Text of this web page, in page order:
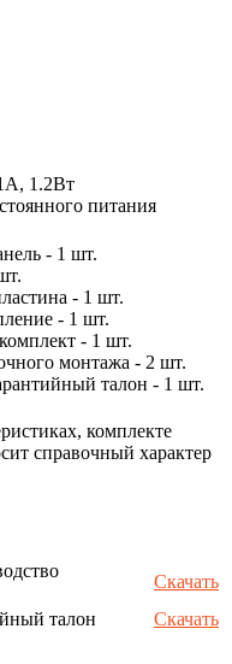
1.2Вт
питания
- 1 шт.
- 1 шт.
- 1 шт.
- 1 шт.
монтажа - 2 шт.
талон - 1 шт.
комплекте
справочный характер
Скачать
талон Скачать